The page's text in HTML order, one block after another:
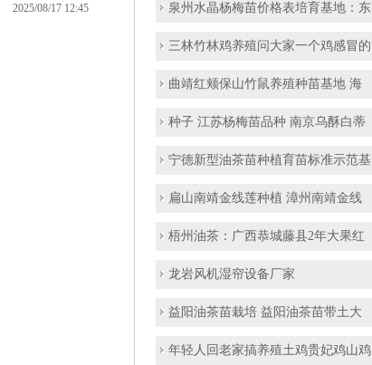
2025/08/17 12:45 泉州水晶杨梅苗价格表培育基地：东
三林竹林鸡养殖问大家一个鸡感冒的
曲靖红颊保山竹鼠养殖种苗基地 海
种子 江苏杨梅苗品种 南京乌酥白蒂
宁德新型油茶苗种植育苗标准示范基
扁山南靖金线莲种植 漳州南靖金线
梧州油茶：广西恭城藤县2年大果红
龙岩风机湿帘设备厂家
益阳油茶苗栽培 益阳油茶苗带土大
年轻人回老家搞养殖土鸡贵妃鸡山鸡